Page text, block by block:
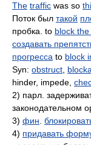
The traffic was so
Поток был такой
пробка. to block
создавать
прогресса to block
Syn: obstruct
hinder, impede,
2) парл.
законодательном
3) фин
4) придавать